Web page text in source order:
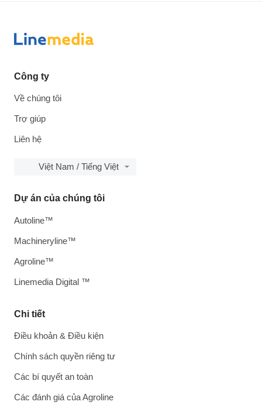
Công ty
Về chúng tôi
Trợ giúp
Liên hệ
Việt Nam / Tiếng Việt
Chi tiết
Điều khoản & Điều kiện
Chính sách quyền riêng tư
Các bí quyết an toàn
Các đánh giá của Agroline
Dự án của chúng tôi
Autoline™
Machineryline™
Agroline™
Linemedia Digital ™